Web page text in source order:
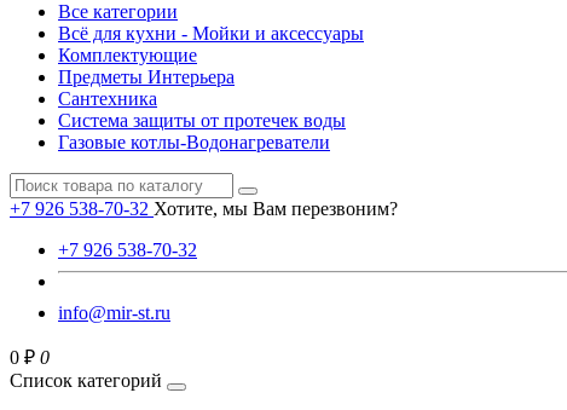
Все категории
Всё для кухни - Мойки и аксессуары
Комплектующие
Предметы Интерьера
Сантехника
Система защиты от протечек воды
Газовые котлы-Водонагреватели
+7 926 538-70-32 Хотите, мы Вам перезвоним?
+7 926 538-70-32
info@mir-st.ru
0 ₽ 0
Список категорий